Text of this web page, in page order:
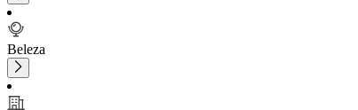
Beleza